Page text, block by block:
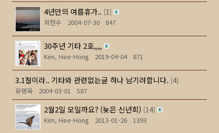
4년만의 여름휴가.. [1]
최현수
2004-07-30 847
30주년 기타 2호,,,,
Kim, Hee-Hong 2019-04-04 871
3.1절이라.. 기타와 관련없는글 하나 남기려합니다. [4]
유영욱
2004-03-01 587
2월2일 모일까요? (늦은 신년회) [14]
Kim, Hee-Hong
2013-01-26 1393